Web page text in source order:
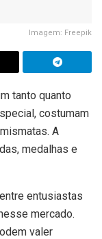
Imagem: Freepik
tanto quanto
costumam
A
medalhas e
entusiastas
mercado.
valer